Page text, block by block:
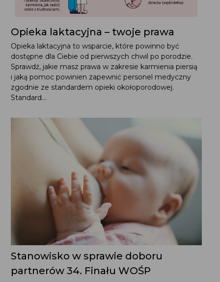
Opieka laktacyjna – twoje prawa
dostępne dla Ciebie od pierwszych chwil po porodzie.
Sprawdź, jakie masz prawa w zakresie karmienia piersią
i jaką pomoc powinien zapewnić personel medyczny
zgodnie ze standardem opieki okołoporodowej.
Standard...
Stanowisko w sprawie doboru
partnerów 34. Finału WOŚP
Udostępniamy stanowisko dr Anny Koronkiewicz-Wiórek,
Strażniczki Fundacji Rodzić po Ludzku oraz Prezeski